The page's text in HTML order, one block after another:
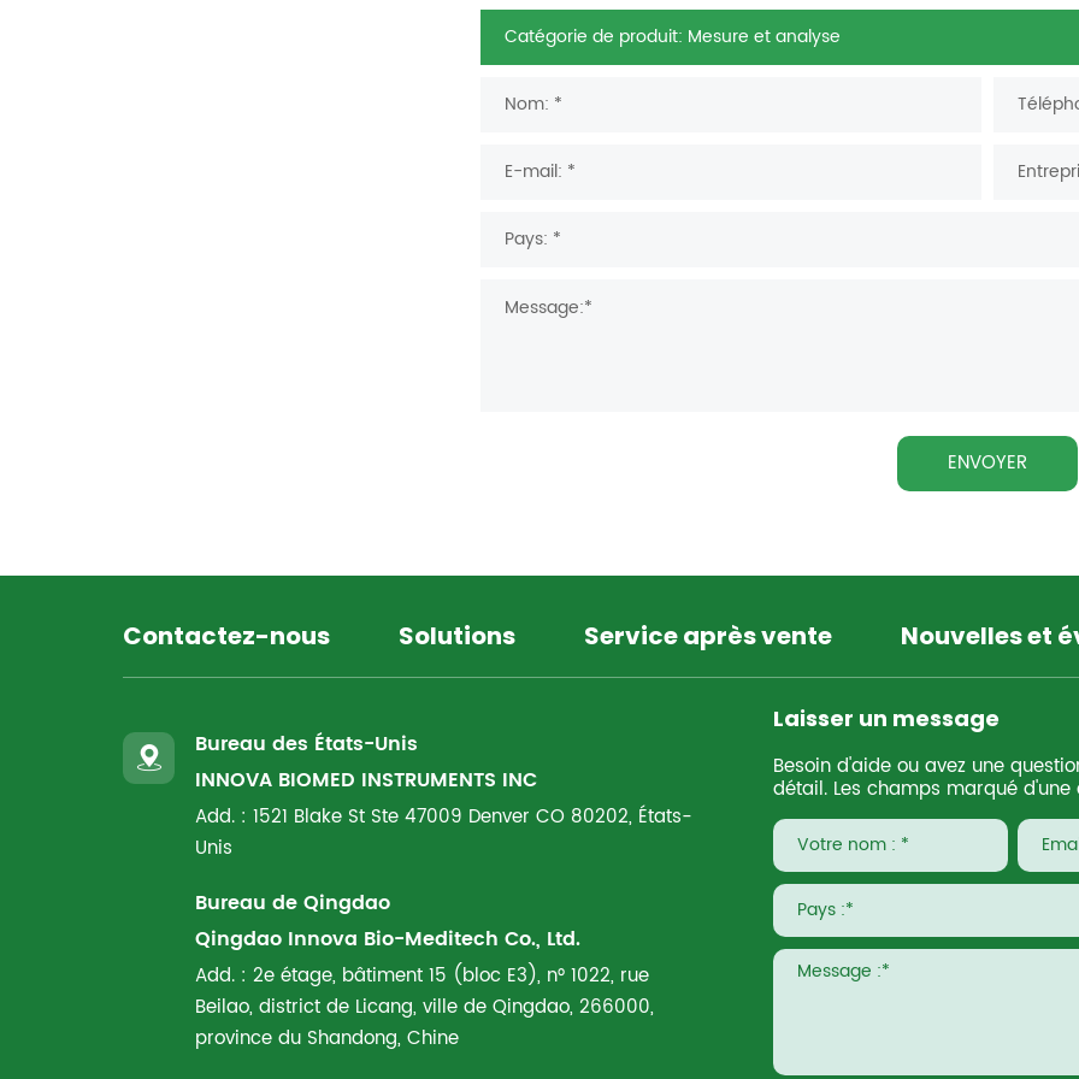
ENVOYER
Contactez-nous Solutions Service après vente Nouvelles et
Bureau des États-Unis
INNOVA BIOMED INSTRUMENTS INC
Add. : 1521 Blake St Ste 47009 Denver CO 80202, États-
Unis
Bureau de Qingdao
Qingdao Innova Bio-Meditech Co., Ltd.
Add. : 2e étage, bâtiment 15 (bloc E3), n° 1022, rue
Beilao, district de Licang, ville de Qingdao, 266000,
province du Shandong, Chine
Laisser un message
Besoin d'aide ou avez une
détail. Les champs marqué